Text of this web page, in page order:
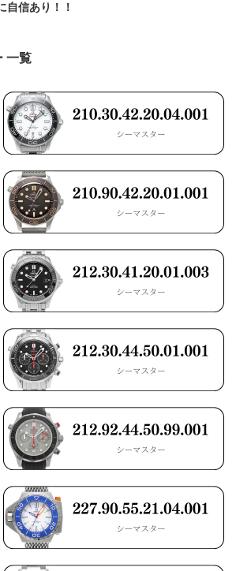
自信あり！！
一覧